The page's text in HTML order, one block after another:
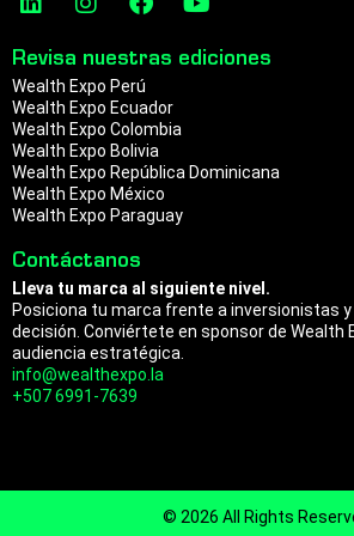
i
k
e
d
i
n
n
t
a
g
r
a
m
a
e
b
o
o
k
o
u
t
Revisa nuestras ediciones
Wealth Expo Perú
Wealth Expo Ecuador
Wealth Expo Colombia
Wealth Expo Bolivia
Wealth Expo República Dominicana
Wealth Expo México
Wealth Expo Paraguay
Contáctanos
Lleva tu marca al siguiente nivel.
Posiciona tu marca frente a inversionistas
decisión. Conviértete en sponsor de Wealth
audiencia estratégica.
info@wealthexpo.la
+507 6991-7639
© 2026 All Rights